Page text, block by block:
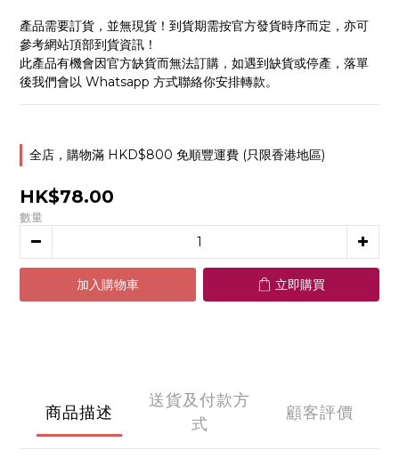
產品需要訂貨，並無現貨！到貨期需按官方發貨時序而定，亦可
參考網站頂部到貨資訊！
此產品有機會因官方缺貨而無法訂購，如遇到缺貨或停產，落單
後我們會以 Whatsapp 方式聯絡你安排轉款。
全店，購物滿 HKD$800 免順豐運費 (只限香港地區)
HK$78.00
數量
加入購物車 立即購買
商品描述
送貨及付款方
式
顧客評價